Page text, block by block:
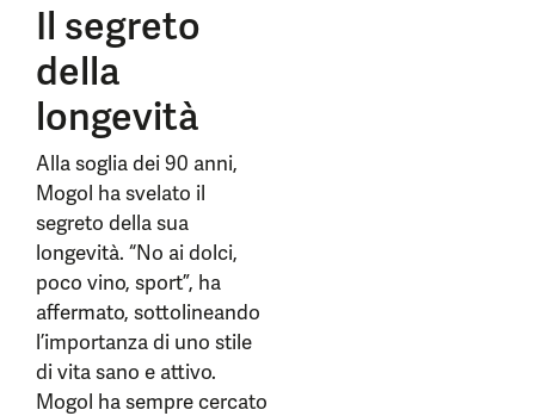
Il segreto
della
longevità
Alla soglia dei 90 anni,
Mogol ha svelato il
segreto della sua
longevità. “No ai dolci,
poco vino, sport”, ha
affermato, sottolineando
l’importanza di uno stile
di vita sano e attivo.
Mogol ha sempre cercato